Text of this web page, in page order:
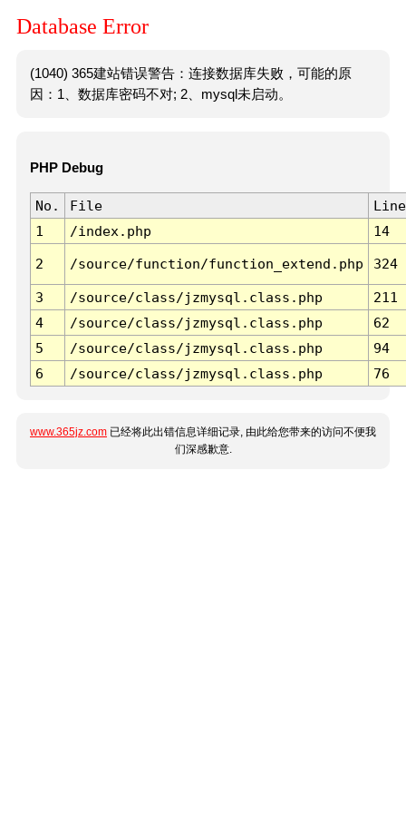
Database Error
(1040) 365建站错误警告：连接数据库失败，可能的原
因：1、数据库密码不对; 2、mysql未启动。
PHP Debug
No. File
Line
1
/index.php 14
2 /source/function/function_extend.php 324
3 /source/class/jzmysql.class.php
211
4
/source/class/jzmysql.class.php
62
5
/source/class/jzmysql.class.php
94
6
/source/class/jzmysql.class.php 76
www.365jz.com 已经将此出错信息详细记录, 由此给您带来的访问不便我
们深感歉意.